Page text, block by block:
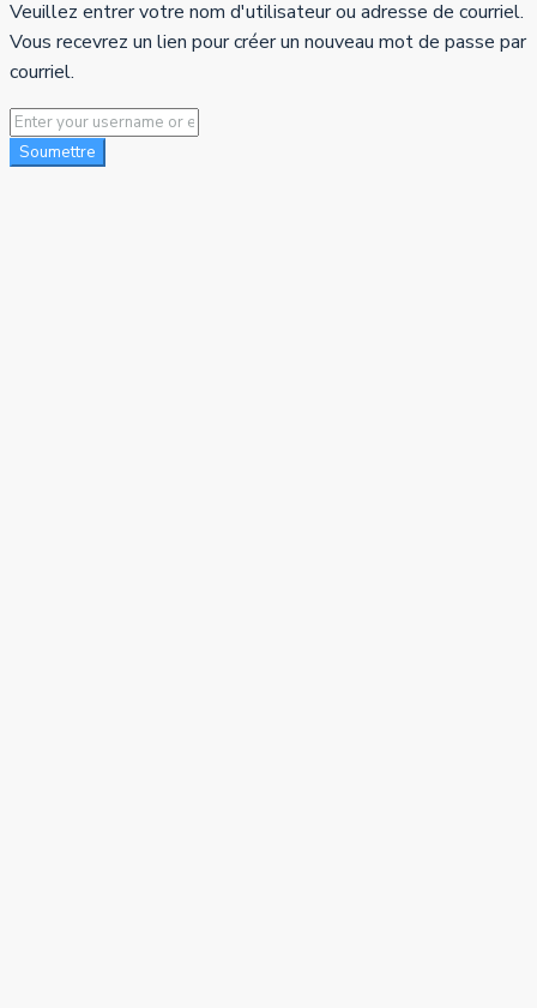
Veuillez entrer votre nom d'utilisateur ou adresse de courriel.
Vous recevrez un lien pour créer un nouveau mot de passe par
courriel.
Soumettre